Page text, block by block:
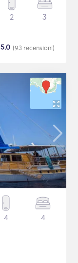
2 3
(93 recensioni)
5.0
4 4